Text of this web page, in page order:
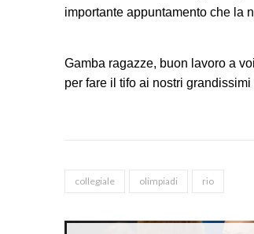
importante appuntamento che la
Gamba ragazze, buon lavoro a
per fare il tifo ai nostri grandissimi
collegiale olimpiadi rio